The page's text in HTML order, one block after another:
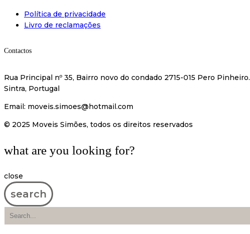
Política de privacidade
Livro de reclamações
Contactos
Rua Principal nº 35, Bairro novo do condado 2715-015 Pero Pinheiro.
Sintra, Portugal
Email: moveis.simoes@hotmail.com
© 2025 Moveis Simões, todos os direitos reservados
what are you looking for?
close
search